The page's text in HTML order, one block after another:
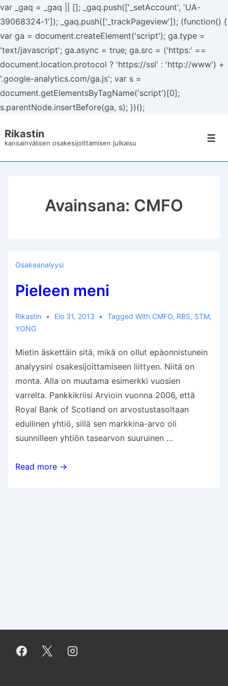
var _gaq = _gaq || []; _gaq.push(['_setAccount', 'UA-
39068324-1']); _gaq.push(['_trackPageview']); (function() {
var ga = document.createElement('script'); ga.type =
'text/javascript'; ga.async = true; ga.src = ('https:' ==
document.location.protocol ? 'https://ssl' : 'http://www') +
'.google-analytics.com/ga.js'; var s =
document.getElementsByTagName('script')[0];
s.parentNode.insertBefore(ga, s); })();
Siirry
Rikastin
kansainvälisen osakesijoittamisen julkaisu
Avainsana: CMFO
Osakeanalyysi
Pieleen meni
Rikastin Elo 31, 2013 Tagged With CMFO, RBS, STM,
YONG
Mietin äskettäin sitä, mikä on ollut epäonnistunein
analyysini osakesijoittamiseen liittyen. Niitä on
monta. Alla on muutama esimerkki vuosien
varrelta. Pankkikriisi Arvioin vuonna 2006, että
Royal Bank of Scotland on arvostustasoltaan
edullinen yhtiö, sillä sen markkina-arvo oli
suunnilleen yhtiön tasearvon suuruinen …
Pieleen
Read more →